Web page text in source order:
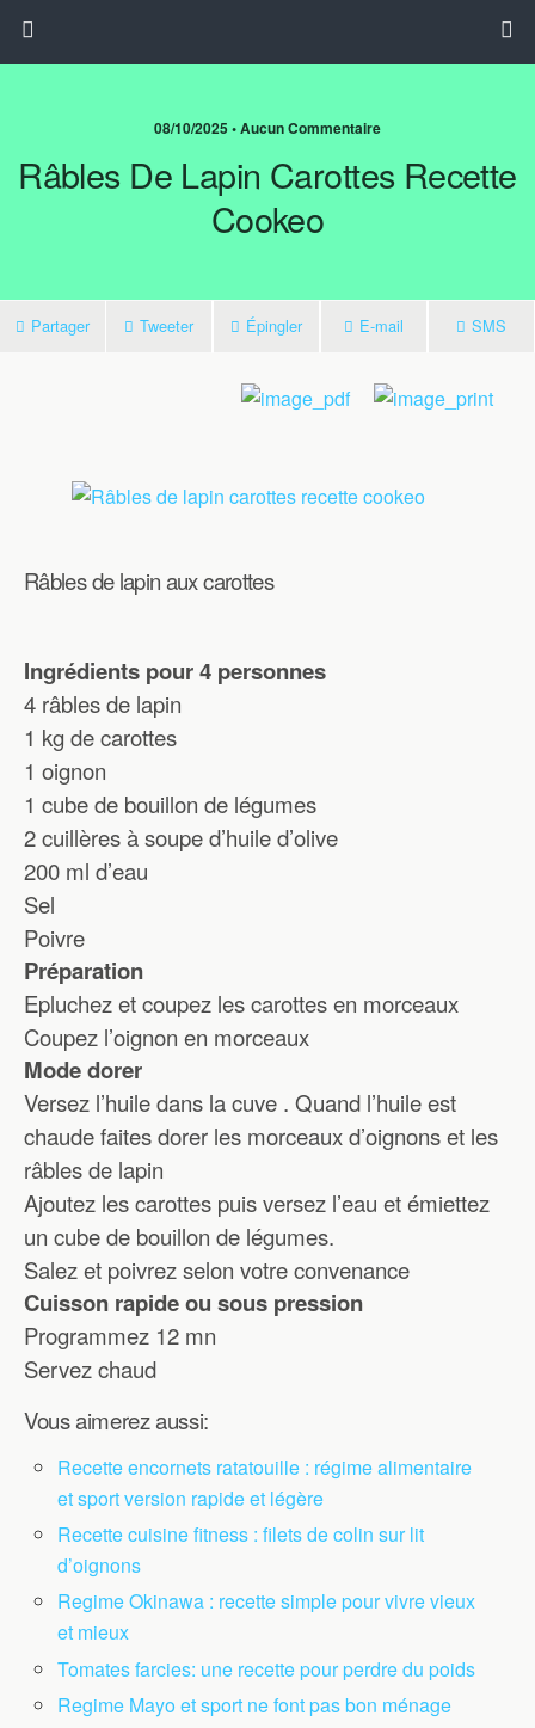
08/10/2025 • Aucun Commentaire
Râbles De Lapin Carottes Recette
Cookeo
Partager Tweeter Épingler E-mail SMS
Râbles de lapin aux carottes
Ingrédients pour 4 personnes
4 râbles de lapin
1 kg de carottes
1 oignon
1 cube de bouillon de légumes
2 cuillères à soupe d’huile d’olive
200 ml d’eau
Sel
Poivre
Préparation
Epluchez et coupez les carottes en morceaux
Coupez l’oignon en morceaux
Mode dorer
Versez l’huile dans la cuve . Quand l’huile est
chaude faites dorer les morceaux d’oignons et les
râbles de lapin
Ajoutez les carottes puis versez l’eau et émiettez
un cube de bouillon de légumes.
Salez et poivrez selon votre convenance
Cuisson rapide ou sous pression
Programmez 12 mn
Servez chaud
Vous aimerez aussi:
Recette encornets ratatouille : régime alimentaire
et sport version rapide et légère
Recette cuisine fitness : filets de colin sur lit
d’oignons
Regime Okinawa : recette simple pour vivre vieux
et mieux
Tomates farcies: une recette pour perdre du poids
Regime Mayo et sport ne font pas bon ménage